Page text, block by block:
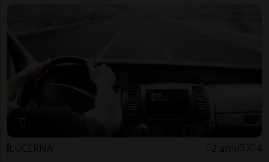
LUCERNA 2 anni 7 4